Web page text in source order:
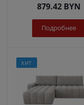
879.42 BYN
Подробнее
ХИТ